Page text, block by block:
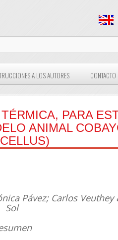
A LOS AUTORES CONTACTO
PARA
ANIMAL
Pávez; Carlos
Sol